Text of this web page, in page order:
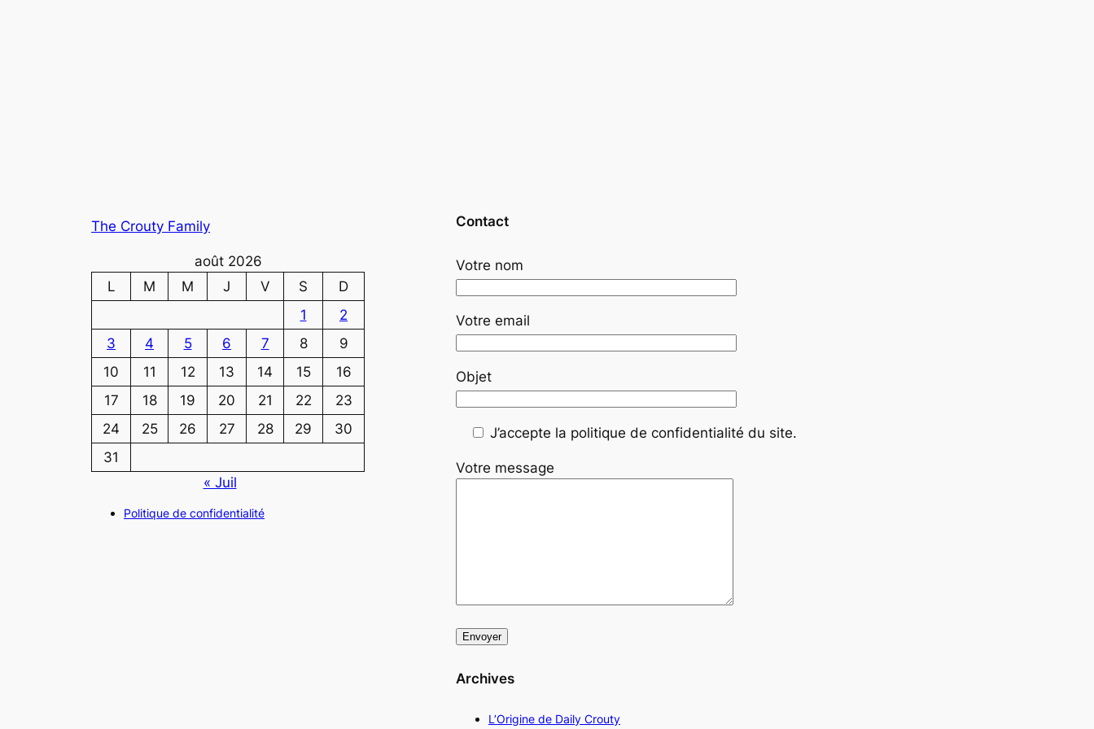
The Crouty Family
août 2026
L
M M J V S
D
1
2
3
4 5 6 7 8
9
10
11 12 13 14 15
16
17
18 19 20 21 22
23
24
25 26 27 28 29
30
31
« Juil
Politique de confidentialité
Contact
Votre nom
Votre email
Objet
J’accepte la politique de confidentialité du site.
Votre message
Archives
L’Origine de Daily Crouty